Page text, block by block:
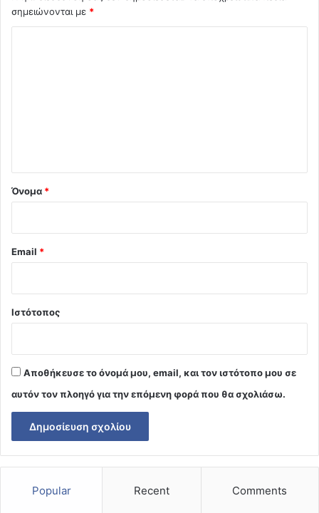
σημειώνονται με *
Όνομα *
Email *
Ιστότοπος
Αποθήκευσε το όνομά μου, email, και τον ιστότοπο μου σε
αυτόν τον πλοηγό για την επόμενη φορά που θα σχολιάσω.
Popular Recent Comments